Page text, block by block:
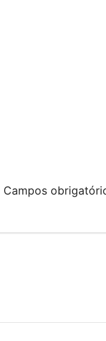
Campos